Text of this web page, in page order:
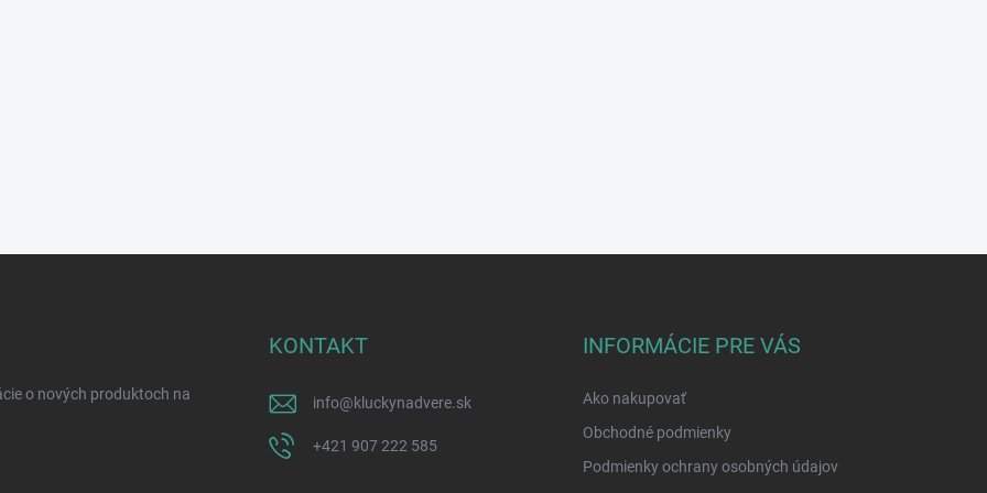
o nových produktoch na
KONTAKT
info@kluckynadvere.sk
+421 907 222 585
INFORMÁCIE PRE VÁS
Ako nakupovať
Obchodné podmienky
Podmienky ochrany osobných údajov